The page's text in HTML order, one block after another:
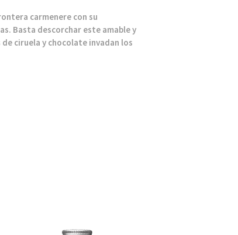
carmenere con su
Basta descorchar este amable y
ciruela y chocolate invadan los